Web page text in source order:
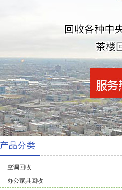
产品分类
空调回收
办公家具回收